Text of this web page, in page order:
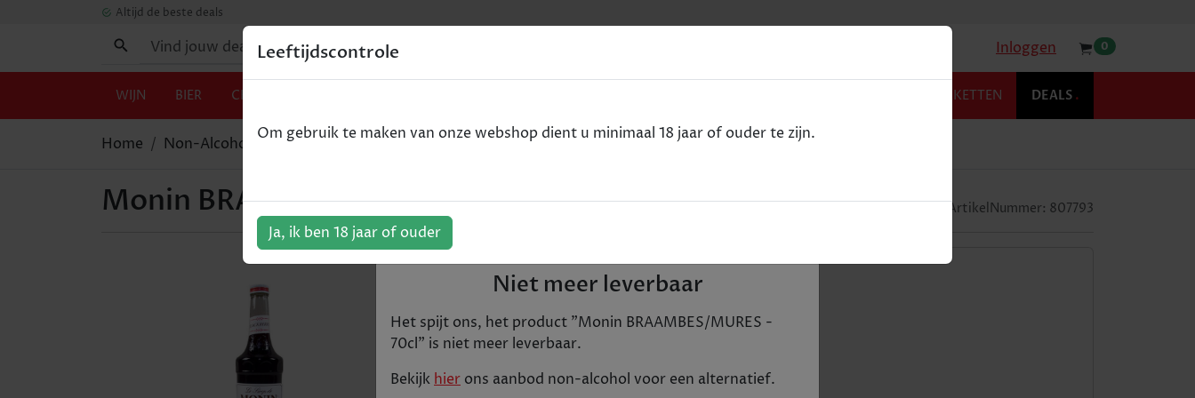
Altijd de beste deals
Inloggen 0
WIJN BIER CHAMPAGNE RELATIEPAKKETTEN DEALS .
Home Non-Alcohol Monin BRAAMBES/MURES - 70cl
Monin BRAAMBES/MURES - 70cl ArtikelNummer: 807793
Siroop met de smaak van braambessen
€ 10,58
Tijdelijk uitverkocht
1
+
In winkelwagen
Niet meer leverbaar
Het spijt ons, het product "Monin BRAAMBES/MURES -
70cl" is niet meer leverbaar.
Bekijk hier ons aanbod non-alcohol voor een alternatief.
Leeftijdscontrole
Om gebruik te maken van onze webshop dient u minimaal 18 jaar of ouder te zijn.
Ja, ik ben 18 jaar of ouder